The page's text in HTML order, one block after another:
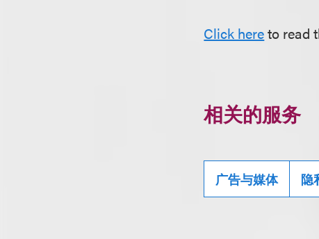
Click hereto read
相关的服务
广告与媒体 隐